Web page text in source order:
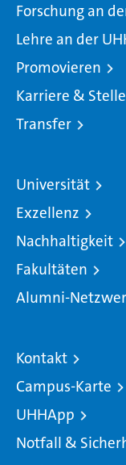
Forschung an
Lehre an der
Promovieren
Karriere &
Transfer
Universität
Exzellenz
Nachhaltigkeit
Fakultäten
Alumni-
Kontakt
Campus-Karte
UHHApp
Notfall &